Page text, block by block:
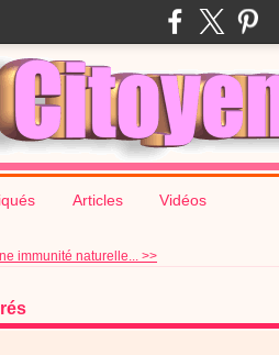
Articles Vidéos
immunité naturelle... >>